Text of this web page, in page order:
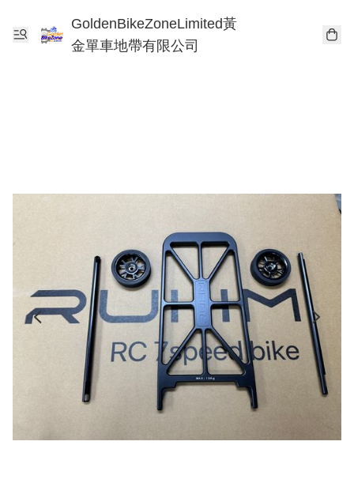
GoldenBikeZoneLimited黃
金單車地帶有限公司